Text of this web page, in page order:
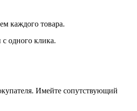
каждого товара.
с одного клика.
Имейте сопутствующий